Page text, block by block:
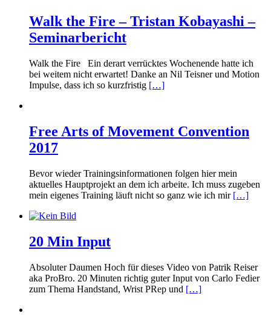
Walk the Fire – Tristan Kobayashi –
Seminarbericht
Walk the Fire Ein derart verrücktes Wochenende hatte ich
bei weitem nicht erwartet! Danke an Nil Teisner und Motion
Impulse, dass ich so kurzfristig […]
Free Arts of Movement Convention
2017
Bevor wieder Trainingsinformationen folgen hier mein
aktuelles Hauptprojekt an dem ich arbeite. Ich muss zugeben
mein eigenes Training läuft nicht so ganz wie ich mir […]
20 Min Input
Absoluter Daumen Hoch für dieses Video von Patrik Reiser
aka ProBro. 20 Minuten richtig guter Input von Carlo Fedier
zum Thema Handstand, Wrist PRep und […]